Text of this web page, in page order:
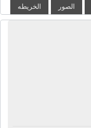
الصور الخريطه